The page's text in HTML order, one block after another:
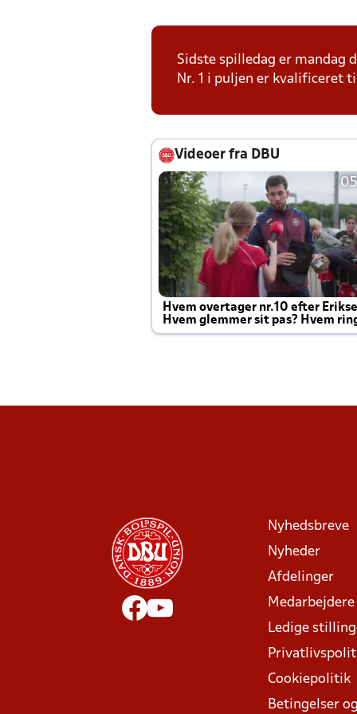
Sidste spilledag er mandag
Nr. 1 i puljen er kvalificeret
Videoer fra DBU
Hvem overtager nr.10 efter
Hvem glemmer sit pas? Hvem
Joachim altid til efter kampe?
Nyhedsbreve
Nyheder
Afdelinger
Medarbejdere
Ledige
Cookiepolitik
Betingelser